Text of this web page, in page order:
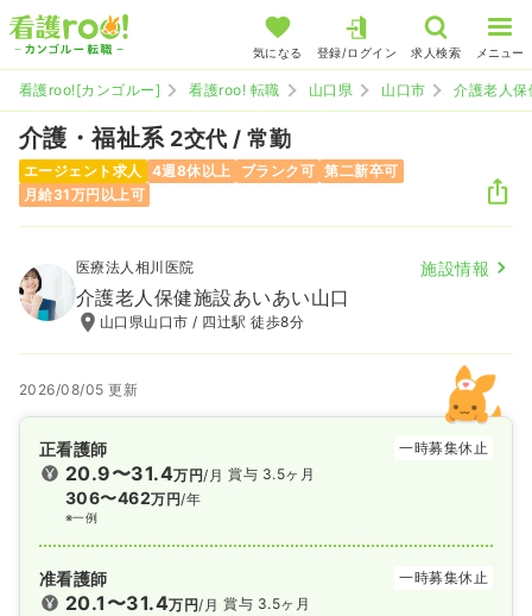
気になる 登録/ログイン 求人検索 メニュー
看護roo![カンゴルー] 看護roo! 転職 山口県 山口市 介護老人
介護・福祉系 2交代 / 常勤
エージェント求人 4週8休以上 ブランク可 第二新卒可
月給31万円以上可
医療法人相川医院 施設情報
介護老人保健施設あいあい山口
山口県山口市 / 四辻駅 徒歩8分
2026/08/05 更新
正看護師 一時募集休止
20.9〜31.4万円/月
306〜462万円/年
※一例
賞与 3.5ヶ月
准看護師 一時募集休止
20.1〜31.4万円/月 賞与 3.5ヶ月